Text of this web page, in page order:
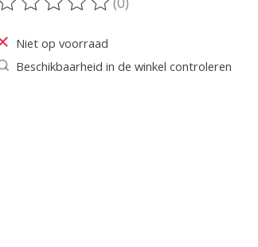
De beoordeling van dit product is
Niet op voorraad
Beschikbaarheid in de winkel controleren